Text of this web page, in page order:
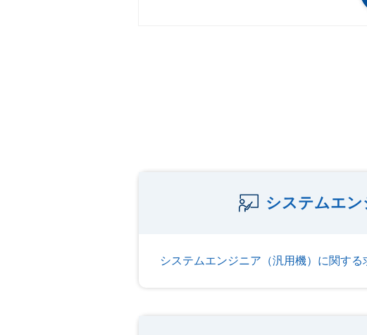
システムエン
システムエンジニア（汎用機）に関する